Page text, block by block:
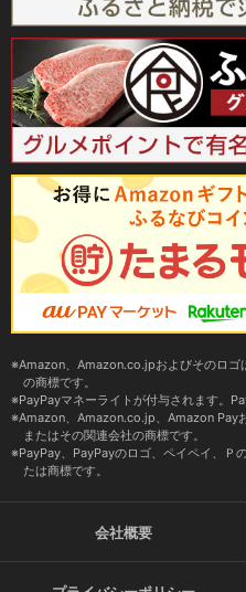
Amazon、Amazon.co.jpおよびそのロ
の商標です。
PayPayマネーライトが付与されます。
Amazon、Amazon.co.jp、Amazon Pay
またはその関連会社の商標です。
PayPay、PayPayのロゴ、ペイペイ、Ｐ
たは商標です。
会社概要